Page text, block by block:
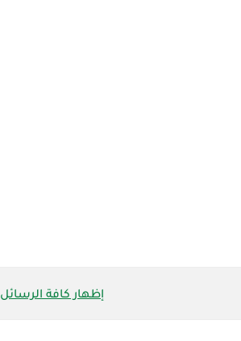
إظهار كافة الرسائل